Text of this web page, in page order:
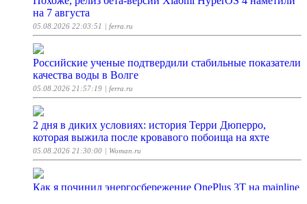
на 7 августа
05.08.2026 22:03:51 | ferra.ru
Российские ученые подтвердили стабильные показатели
качества воды в Волге
05.08.2026 21:57:19 | ferra.ru
2 дня в диких условиях: история Терри Дюперро,
которая выжила после кровавого побоища на яхте
05.08.2026 21:30:00 | Woman.ru
Как я починил энергосбережение OnePlus 3T на mainline